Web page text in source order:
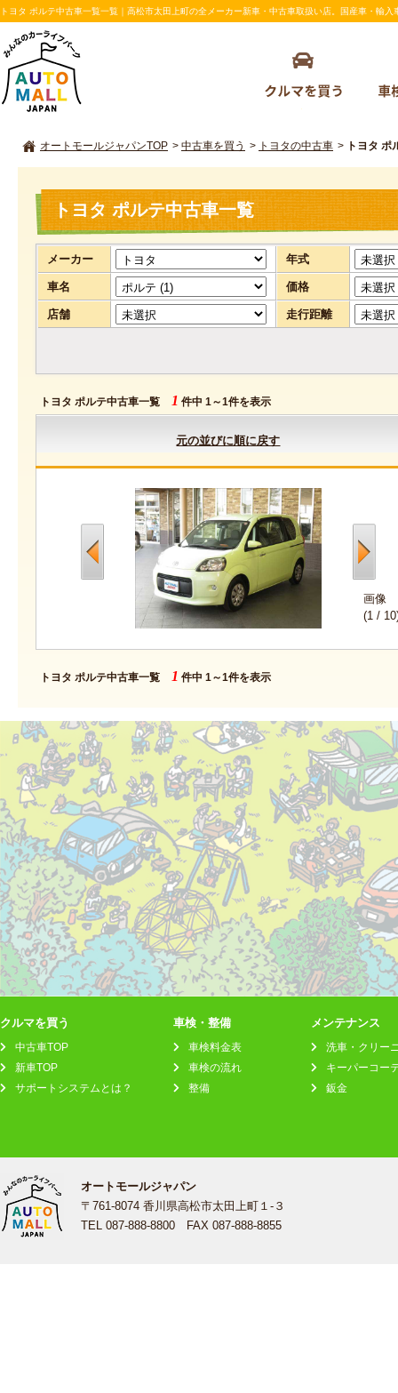
トヨタ ポルテ中古車一覧一覧｜高松市太田上町の全メーカー新車・中古車取扱い店。国産車・輸
オートモールジャパンTOP > 中古車を買う > トヨタの中古車 > トヨタ ポ
トヨタ ポルテ中古車一覧
メーカー 年式
車名 価格
店舗 走行距離
トヨタ ポルテ中古車一覧 1 件中 1～1件を表示
元の並びに順に戻す
画像
(1 / 10
トヨタ ポルテ中古車一覧 1 件中 1～1件を表示
クルマを買う
中古車TOP
新車TOP
サポートシステムとは？
車検・整備
車検料金表
車検の流れ
整備
メンテナンス
洗車・クリー
キーパーコー
鈑金
オートモールジャパン
〒761-8074 香川県高松市太田上町１-３
TEL 087-888-8800 FAX 087-888-8855